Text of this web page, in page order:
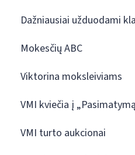
Dažniausiai užduodami
Mokesčių ABC
Viktorina moksleiviams
VMI kviečia į
VMI turto aukcionai